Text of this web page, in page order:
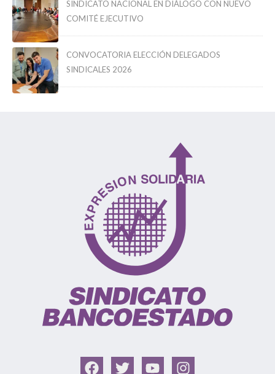
SINDICATO NACIONAL EN DIÁLOGO CON NUEVO
COMITÉ EJECUTIVO
CONVOCATORIA ELECCIÓN DELEGADOS
SINDICALES 2026